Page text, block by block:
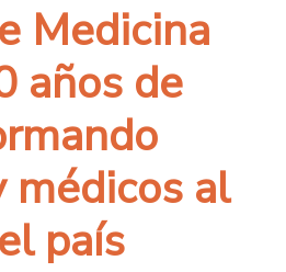
Medicina
años de
médicos al
país